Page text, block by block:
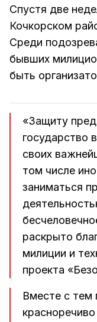
Спустя две
Кочкорском
Среди
бывших
быть
«Защиту
государство
своих
том числе
заниматься
раскрыто
милиции и
проекта
Вместе с тем